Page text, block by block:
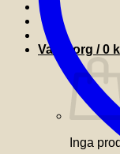
Varukorg /0
Inga